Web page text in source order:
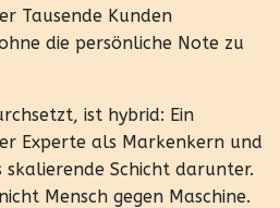
Tausende Kunden
die persönliche Note zu
ist hybrid: Ein
Experte als Markenkern und
Schicht darunter.
Mensch gegen Maschine.